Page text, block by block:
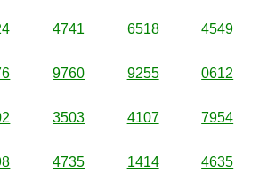
4741 6518 4549
9760 9255 0612
3503 4107 7954
4735 1414 4635